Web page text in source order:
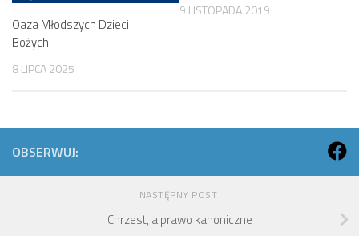
Oaza Młodszych Dzieci
Bożych
8 LIPCA 2025
9 LISTOPADA 2019
OBSERWUJ:
NASTĘPNY POST
Chrzest, a prawo kanoniczne